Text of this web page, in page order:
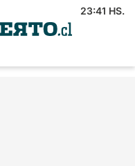
23:41 HS.